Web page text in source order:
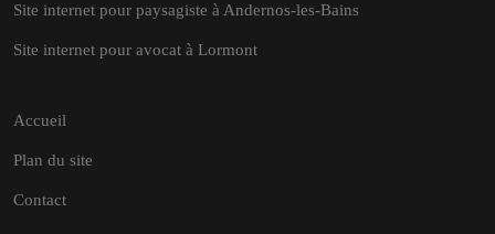
Site internet pour paysagiste à Andernos-les-Bains
Site internet pour avocat à Lormont
Accueil
Plan du site
Contact